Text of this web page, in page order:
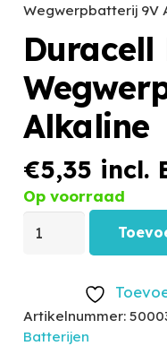
Wegwerpbatterij 9V
Duracell
Alkaline
€5,35 incl.
Op voorraad
Artikelnummer:
Batterijen